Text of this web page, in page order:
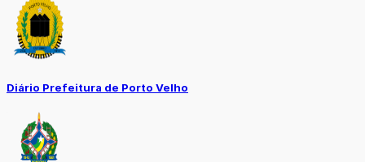
Diário Prefeitura de Porto Velho